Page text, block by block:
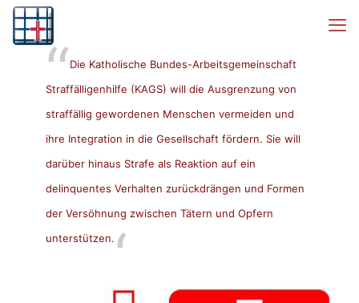
Die Katholische Bundes-Arbeitsgemeinschaft
Straffälligenhilfe (KAGS) will die Ausgrenzung von
straffällig gewordenen Menschen vermeiden und
ihre Integration in die Gesellschaft fördern. Sie will
darüber hinaus Strafe als Reaktion auf ein
delinquentes Verhalten zurückdrängen und Formen
der Versöhnung zwischen Tätern und Opfern
unterstützen.